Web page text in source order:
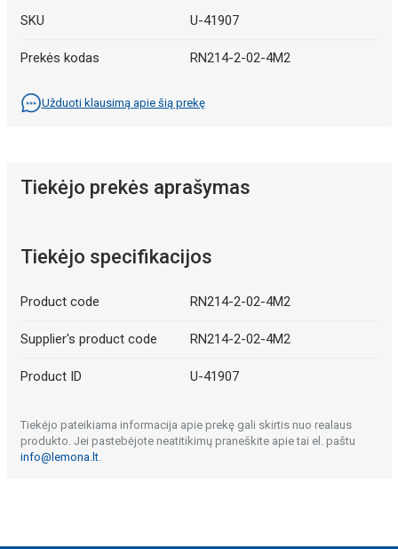
SKU U-41907
Prekės kodas RN214-2-02-4M2
Užduoti klausimą apie šią prekę
Tiekėjo prekės aprašymas
Tiekėjo specifikacijos
Product code RN214-2-02-4M2
Supplier's product code RN214-2-02-4M2
Product ID U-41907
Tiekėjo pateikiama informacija apie prekę gali skirtis nuo realaus
produkto. Jei pastebėjote neatitikimų praneškite apie tai el. paštu
info@lemona.lt.